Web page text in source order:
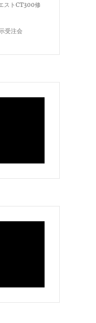
ストCT300修
受注会